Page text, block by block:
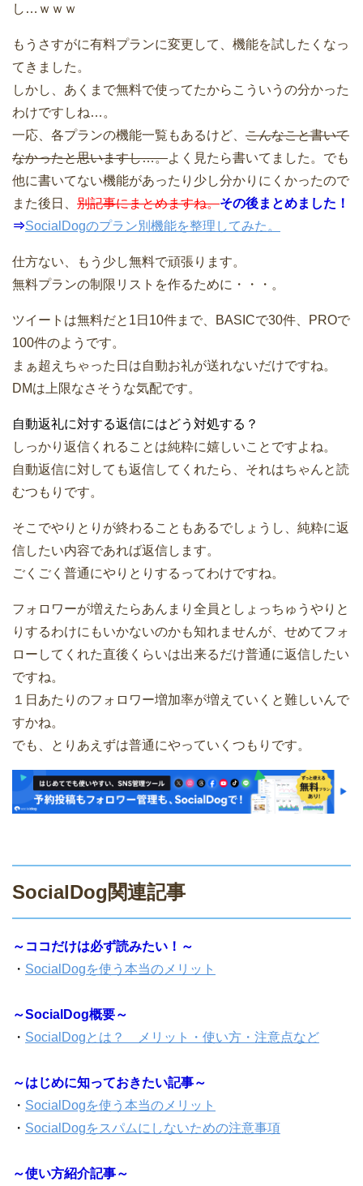
し…ｗｗｗ
もうさすがに有料プランに変更して、機能を試したくなっ
てきました。
しかし、あくまで無料で使ってたからこういうの分かった
わけですしね…。
一応、各プランの機能一覧もあるけど、 こんなこと書いて
なかったと思いますし…。よく見たら書いてました。でも
他に書いてない機能があったり少し分かりにくかったので
また後日、 別記事にまとめますね。その後まとめました！
⇒SocialDogのプラン別機能を整理してみた。
仕方ない、もう少し無料で頑張ります。
無料プランの制限リストを作るために・・・。
ツイートは無料だと1日10件まで、BASICで30件、PROで
100件のようです。
まぁ超えちゃった日は自動お礼が送れないだけですね。
DMは上限なさそうな気配です。
自動返礼に対する返信にはどう対処する？
しっかり返信くれることは純粋に嬉しいことですよね。
自動返信に対しても返信してくれたら、それはちゃんと読
むつもりです。
そこでやりとりが終わることもあるでしょうし、純粋に返
信したい内容であれば返信します。
ごくごく普通にやりとりするってわけですね。
フォロワーが増えたらあんまり全員としょっちゅうやりと
りするわけにもいかないのかも知れませんが、せめてフォ
ローしてくれた直後くらいは出来るだけ普通に返信したい
ですね。
１日あたりのフォロワー増加率が増えていくと難しいんで
すかね。
でも、とりあえずは普通にやっていくつもりです。
SocialDog関連記事
～ココだけは必ず読みたい！～
・ SocialDogを使う本当のメリット
～SocialDog概要～
・ SocialDogとは？ メリット・使い方・注意点など
～はじめに知っておきたい記事～
・ SocialDogを使う本当のメリット
・ SocialDogをスパムにしないための注意事項
～使い方紹介記事～